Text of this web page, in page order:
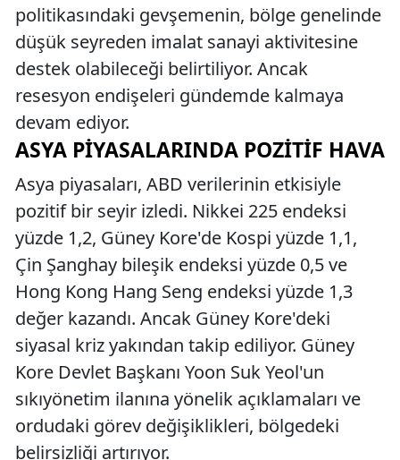
politikasındaki gevşemenin, bölge genelinde
düşük seyreden imalat sanayi aktivitesine
destek olabileceği belirtiliyor. Ancak
resesyon endişeleri gündemde kalmaya
devam ediyor.
ASYA PIYASALARINDA POZITIF HAVA
Asya piyasaları, ABD verilerinin etkisiyle
pozitif bir seyir izledi. Nikkei 225 endeksi
yüzde 1,2, Güney Kore'de Kospi yüzde 1,1,
Çin Şanghay bileşik endeksi yüzde 0,5 ve
Hong Kong Hang Seng endeksi yüzde 1,3
değer kazandı. Ancak Güney Kore'deki
siyasal kriz yakından takip ediliyor. Güney
Kore Devlet Başkanı Yoon Suk Yeol'un
sıkıyönetim ilanına yönelik açıklamaları ve
ordudaki görev değişiklikleri, bölgedeki
belirsizliği artırıyor.